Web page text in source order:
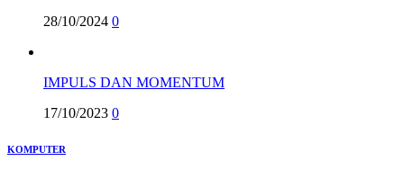
28/10/2024 0
IMPULS DAN MOMENTUM
17/10/2023 0
KOMPUTER